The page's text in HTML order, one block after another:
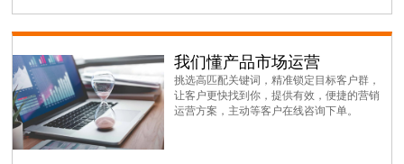
我们懂产品市场运营
挑选高匹配关键词，精准锁定目标客户群，
让客户更快找到你，提供有效，便捷的营销
运营方案，主动等客户在线咨询下单。